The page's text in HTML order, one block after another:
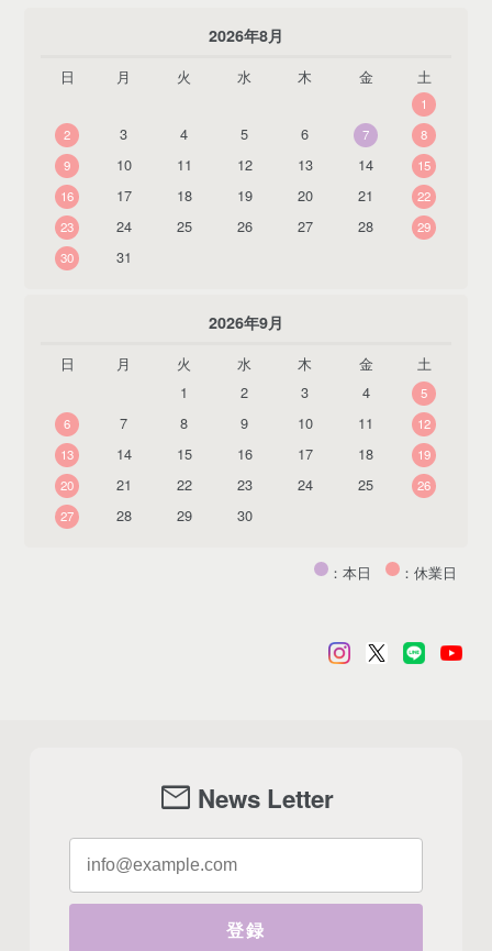
2026年8月
日 月 火 水 木 金 土
1
2
3 4 5 6 7
8
9
10 11 12 13 14
15
16
17 18 19 20 21
22
23
24 25 26 27 28
29
30
31
2026年9月
日 月 火 水 木 金
土
1
2 3 4
5
6
7 8 9 10 11
12
13
14 15 16 17 18
19
20
21 22 23 24 25
26
27
28 29 30
：本日 ：休業日
mail News Letter
登録